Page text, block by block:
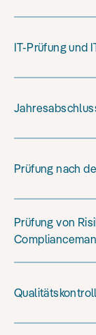
IT-Prüfung und
Prüfung nach
Prüfung von